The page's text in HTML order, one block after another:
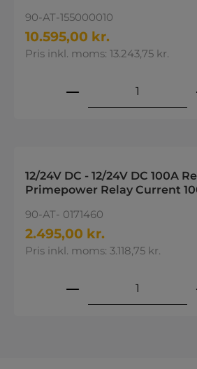
90-AT-155000010
10.595,00 kr.
Pris inkl. moms: 13.243,75 kr.
12/24V DC - 12/24V DC 100A
Primepower Relay Current
90-AT- 0171460
2.495,00 kr.
Pris inkl. moms: 3.118,75 kr.